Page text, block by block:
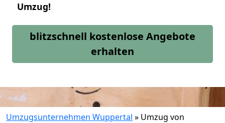
Umzug!
blitzschnell kostenlose Angebote
erhalten
Umzugsunternehmen Wuppertal » Umzug von